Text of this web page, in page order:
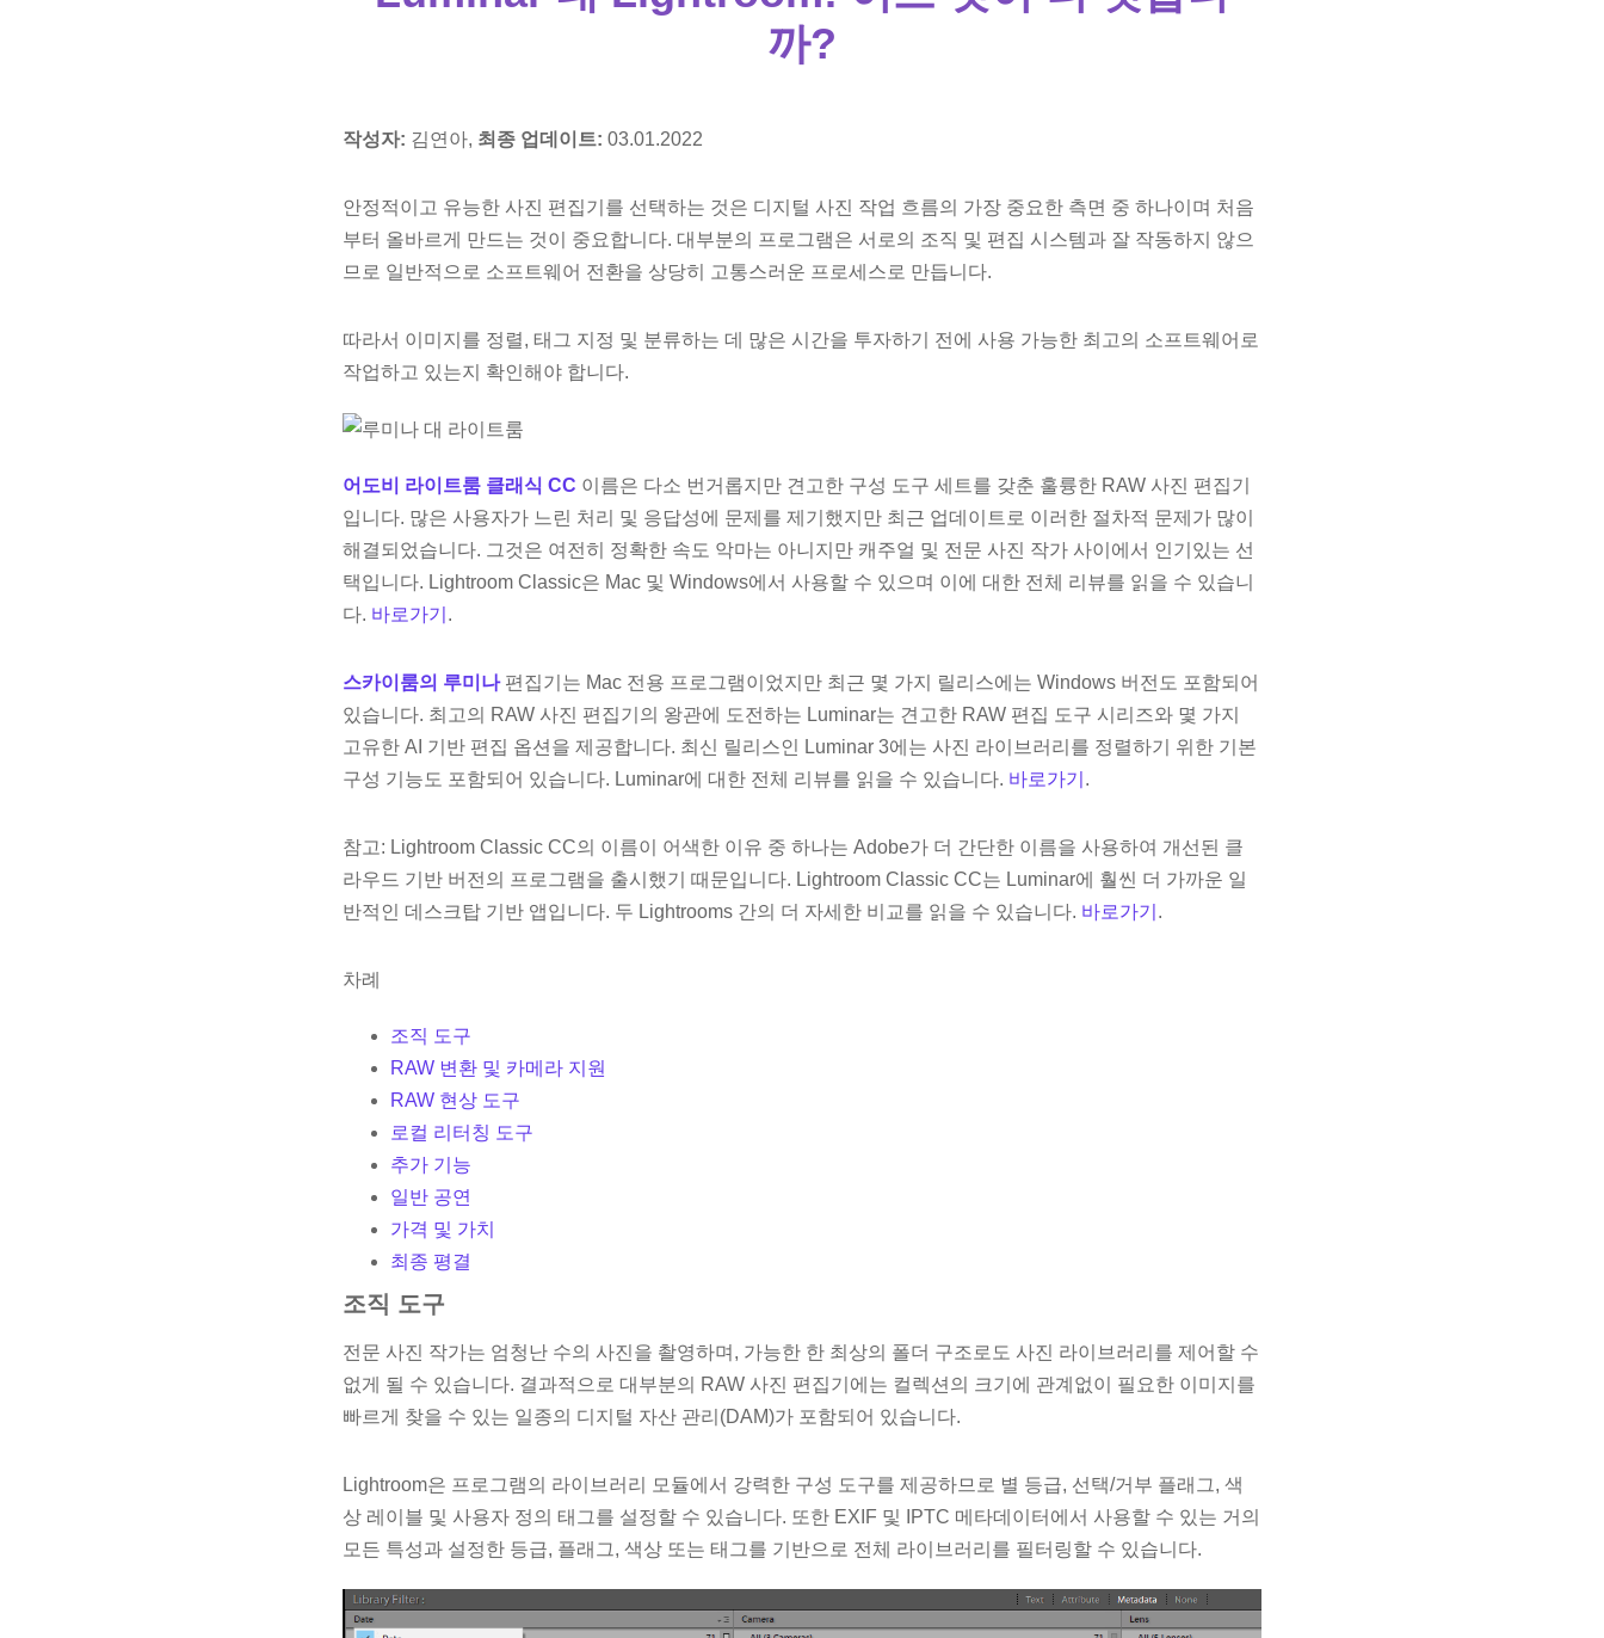
까?
작성자: 김연아, 최종 업데이트: 03.01.2022
안정적이고 유능한 사진 편집기를 선택하는 것은 디지털 사진 작업 흐름의 가장 중요한 측면 중 하나이며 처음
부터 올바르게 만드는 것이 중요합니다. 대부분의 프로그램은 서로의 조직 및 편집 시스템과 잘 작동하지 않으
므로 일반적으로 소프트웨어 전환을 상당히 고통스러운 프로세스로 만듭니다.
따라서 이미지를 정렬, 태그 지정 및 분류하는 데 많은 시간을 투자하기 전에 사용 가능한 최고의 소프트웨어로
작업하고 있는지 확인해야 합니다.
어도비 라이트룸 클래식 CC 이름은 다소 번거롭지만 견고한 구성 도구 세트를 갖춘 훌륭한 RAW 사진 편집기
입니다. 많은 사용자가 느린 처리 ​​및 응답성에 문제를 제기했지만 최근 업데이트로 이러한 절차적 문제가 많이
해결되었습니다. 그것은 여전히 ​​​​정확한 속도 악마는 아니지만 캐주얼 및 전문 사진 작가 사이에서 인기있는 선
택입니다. Lightroom Classic은 Mac 및 Windows에서 사용할 수 있으며 이에 대한 전체 리뷰를 읽을 수 있습니
다. 바로가기 .
스카이룸의 루미나편집기는 Mac 전용 프로그램이었지만 최근 몇 가지 릴리스에는 Windows 버전도 포함되어
있습니다. 최고의 RAW 사진 편집기의 왕관에 도전하는 Luminar는 견고한 RAW 편집 도구 시리즈와 몇 가지
고유한 AI 기반 편집 옵션을 제공합니다. 최신 릴리스인 Luminar 3에는 사진 라이브러리를 정렬하기 위한 기본
구성 기능도 포함되어 있습니다. Luminar에 대한 전체 리뷰를 읽을 수 있습니다. 바로가기 .
참고: Lightroom Classic CC의 이름이 어색한 이유 중 하나는 Adobe가 더 간단한 이름을 사용하여 개선된 클
라우드 기반 버전의 프로그램을 출시했기 때문입니다. Lightroom Classic CC는 Luminar에 훨씬 더 가까운 일
반적인 데스크탑 기반 앱입니다. 두 Lightrooms 간의 더 자세한 비교를 읽을 수 있습니다. 바로가기 .
차례
조직 도구
RAW 변환 및 카메라 지원
RAW 현상 도구
로컬 리터칭 도구
추가 기능
일반 공연
가격 및 가치
최종 평결
조직 도구
전문 사진 작가는 엄청난 수의 사진을 촬영하며, 가능한 한 최상의 폴더 구조로도 사진 라이브러리를 제어할 수
없게 될 수 있습니다. 결과적으로 대부분의 RAW 사진 편집기에는 컬렉션의 크기에 관계없이 필요한 이미지를
빠르게 찾을 수 있는 일종의 디지털 자산 관리(DAM)가 포함되어 있습니다.
Lightroom은 프로그램의 라이브러리 모듈에서 강력한 구성 도구를 제공하므로 별 등급, 선택/거부 플래그, 색
상 레이블 및 사용자 정의 태그를 설정할 수 있습니다. 또한 EXIF ​​및 IPTC 메타데이터에서 사용할 수 있는 거의
모든 특성과 설정한 등급, 플래그, 색상 또는 태그를 기반으로 전체 라이브러리를 필터링할 수 있습니다.